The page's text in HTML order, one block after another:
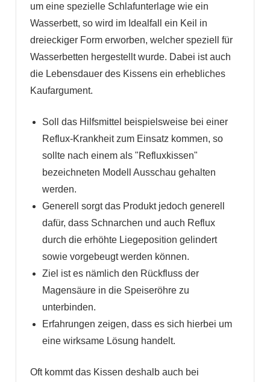
um eine spezielle Schlafunterlage wie ein
Wasserbett, so wird im Idealfall ein Keil in
dreieckiger Form erworben, welcher speziell für
Wasserbetten hergestellt wurde. Dabei ist auch
die Lebensdauer des Kissens ein erhebliches
Kaufargument.
Soll das Hilfsmittel beispielsweise bei einer
Reflux-Krankheit zum Einsatz kommen, so
sollte nach einem als "Refluxkissen"
bezeichneten Modell Ausschau gehalten
werden.
Generell sorgt das Produkt jedoch generell
dafür, dass Schnarchen und auch Reflux
durch die erhöhte Liegeposition gelindert
sowie vorgebeugt werden können.
Ziel ist es nämlich den Rückfluss der
Magensäure in die Speiseröhre zu
unterbinden.
Erfahrungen zeigen, dass es sich hierbei um
eine wirksame Lösung handelt.
Oft kommt das Kissen deshalb auch bei